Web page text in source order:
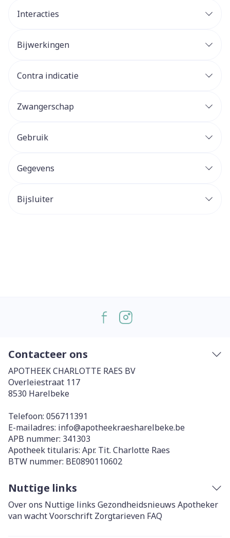
Interacties
Bijwerkingen
Contra indicatie
Zwangerschap
Gebruik
Gegevens
Bijsluiter
Contacteer ons
APOTHEEK CHARLOTTE RAES BV
Overleiestraat 117
8530 Harelbeke
Telefoon: 056711391
E-mailadres: info@apotheekraesharelbeke.be
APB nummer: 341303
Apotheek titularis: Apr. Tit. Charlotte Raes
BTW nummer: BE0890110602
Nuttige links
Over ons Nuttige links Gezondheidsnieuws Apotheker
van wachtVoorschrift Zorgtarieven FAQ